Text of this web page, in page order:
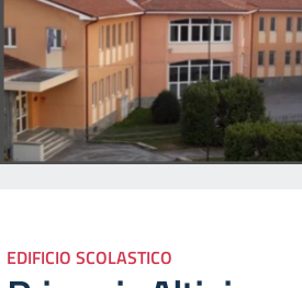
EDIFICIO SCOLASTICO